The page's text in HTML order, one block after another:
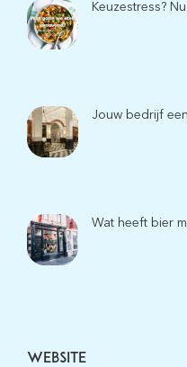
Keuzestress?
Jouw bedrijf
Wat heeft bier
WEBSITE